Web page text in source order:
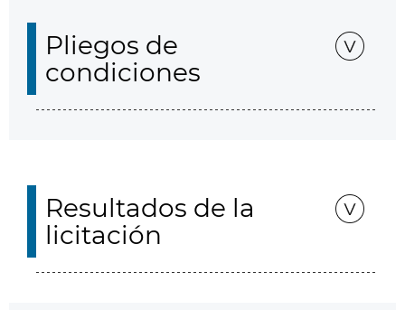
Pliegos de
condiciones
Resultados de la
licitación